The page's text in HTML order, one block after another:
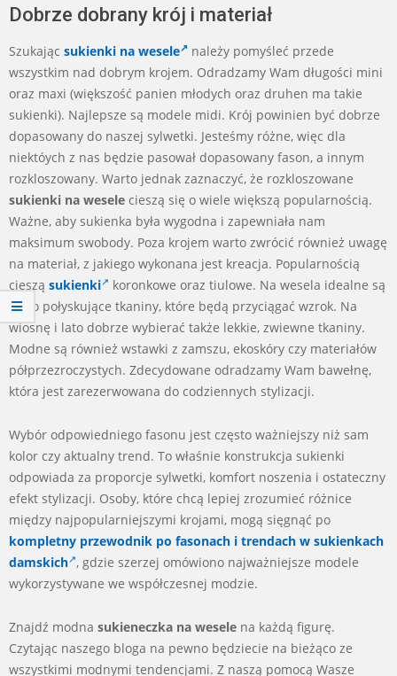
Dobrze dobrany krój i materiał
Szukając sukienki na wesele
należy pomyśleć przede
wszystkim nad dobrym krojem. Odradzamy Wam długości mini
oraz maxi (większość panien młodych oraz druhen ma takie
sukienki). Najlepsze są modele midi. Krój powinien być dobrze
dopasowany do naszej sylwetki. Jesteśmy różne, więc dla
niektóych z nas będzie pasował dopasowany fason, a innym
rozkloszowany. Warto jednak zaznaczyć, że rozkloszowane
sukienki na wesele cieszą się o wiele większą popularnością.
Ważne, aby sukienka była wygodna i zapewniała nam
maksimum swobody. Poza krojem warto zwrócić również uwagę
na materiał, z jakiego wykonana jest kreacja. Popularnością
cieszą sukienki
koronkowe oraz tiulowe. Na wesela idealne są
lekko połyskujące tkaniny, które będą przyciągać wzrok. Na
wiosnę i lato dobrze wybierać także lekkie, zwiewne tkaniny.
Modne są również wstawki z zamszu, ekoskóry czy materiałów
półprzezroczystych. Zdecydowane odradzamy Wam bawełnę,
która jest zarezerwowana do codziennych stylizacji.
Wybór odpowiedniego fasonu jest często ważniejszy niż sam
kolor czy aktualny trend. To właśnie konstrukcja sukienki
odpowiada za proporcje sylwetki, komfort noszenia i ostateczny
efekt stylizacji. Osoby, które chcą lepiej zrozumieć różnice
między najpopularniejszymi krojami, mogą sięgnąć po
kompletny przewodnik po fasonach i trendach w sukienkach
damskich , gdzie szerzej omówiono najważniejsze modele
wykorzystywane we współczesnej modzie.
Znajdź modna sukieneczka na wesele na każdą figurę.
Czytając naszego bloga na pewno będziecie na bieżąco ze
wszystkimi modnymi tendencjami. Z naszą pomocą Wasze